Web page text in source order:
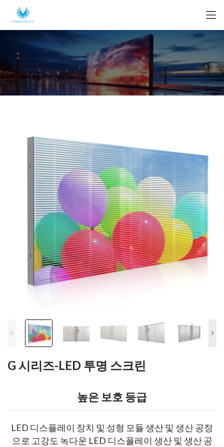
G 시리즈-LED 투명 스크린
높은 보호 등급
LED 디스플레이 장치 및 성형 모듈 생산 및 생산 공정
으로 고강도 녹다운 LED 디스플레이 생산 및 생산 공